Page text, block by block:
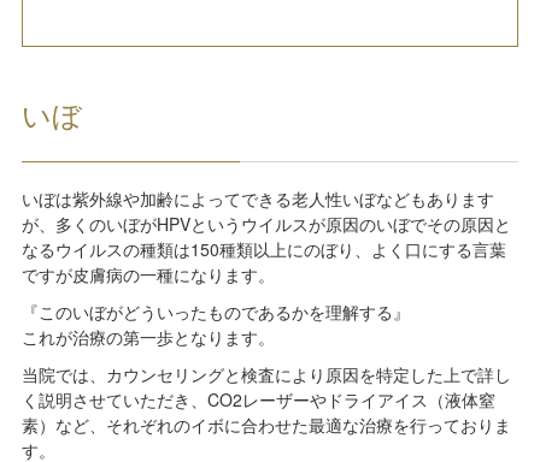
いぼ
いぼは紫外線や加齢によってできる老人性いぼなどもあります
が、多くのいぼがHPVというウイルスが原因のいぼでその原因と
なるウイルスの種類は150種類以上にのぼり、よく口にする言葉
ですが皮膚病の一種になります。
『このいぼがどういったものであるかを理解する』
これが治療の第一歩となります。
当院では、カウンセリングと検査により原因を特定した上で詳し
く説明させていただき、CO2レーザーやドライアイス（液体窒
素）など、それぞれのイボに合わせた最適な治療を行っておりま
す。